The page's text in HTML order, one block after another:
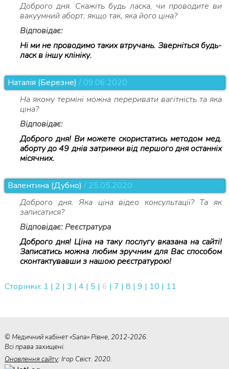
Доброго дня. Скажіть будь ласка, чи проводите ви
вакуумний аборт, якщо так, яка його ціна?
Відповідає:
Ні ми не проводимо таких втручань. Зверніться будь-
ласк в іншу клініку.
Наталія (Березне) / 09.06.2020
На якому терміні можна переривати вагітність та яка
ціна?
Відповідає:
Доброго дня! Ви можете скористатись методом мед.
аборту до 49 днів затримки від першого дня останніх
місячних.
Валентина (Дубно) / 25.05.2020
Доброго дня. Яка ціна відео консультації? Та як
записатися?
Відповідає: Реєстратура
Доброго дня! Ціна на таку послугу вказана на сайті!
Записатись можна любим зручним для Вас способом
сконтактувавши з нашою реєстратурою!
Сторінки: 1 | 2 | 3 | 4 | 5 | 6 | 7 | 8 | 9 | 10 | 11
© Медичний кабінет «Sana» Рівне, 2012-2026.
Всі права захищені.
Оновлення сайту: Ігор Свіст. 2020.